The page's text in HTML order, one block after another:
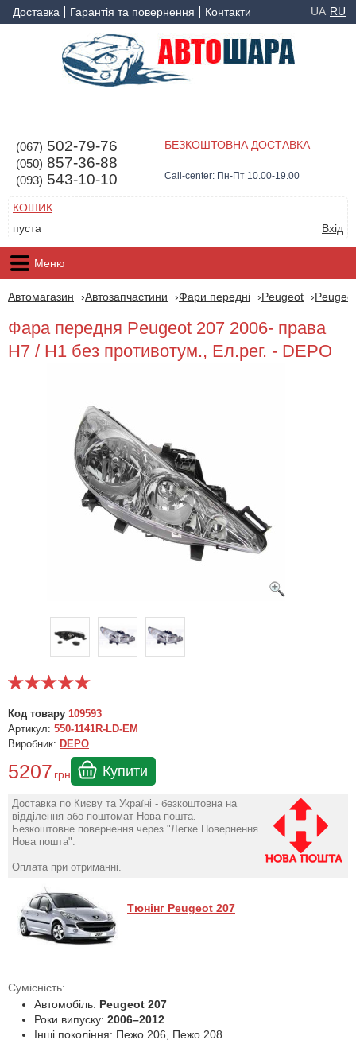
Доставка Гарантія та повернення Контакти UA RU
(067) 502-79-76
(050) 857-36-88
(093) 543-10-10
БЕЗКОШТОВНА ДОСТАВКА
Call-center: Пн-Пт 10.00-19.00
КОШИК
пуста
Вхід
Меню
Автомагазин Автозапчастини Фари передні Peugeot
Фара передня Peugeot 207 2006- права
H7 / H1 без противотум., Ел.рег. - DEPO
Код товару 109593
Артикул: 550-1141R-LD-EM
Виробник: DEPO
5207 грн Купити
Доставка по Києву та Україні - безкоштовна на
відділення або поштомат Нова пошта.
Безкоштовне повернення через "Легке Повернення
Нова пошта".
Оплата при отриманні.
Тюнінг Peugeot 207
Сумісність:
Автомобіль: Peugeot 207
Роки випуску: 2006–2012
Інші покоління: Пежо 206, Пежо 208